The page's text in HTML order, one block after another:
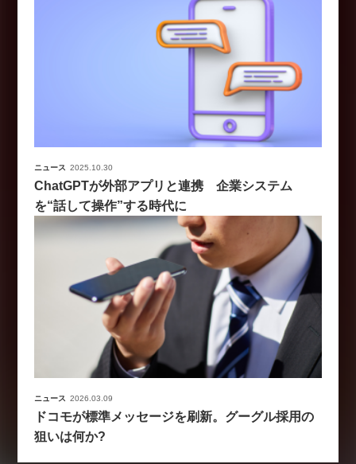
ニュース 2025.10.30
ChatGPTが外部アプリと連携 企業システム
を“話して操作”する時代に
ニュース 2026.03.09
ドコモが標準メッセージを刷新。グーグル採用の
狙いは何か?